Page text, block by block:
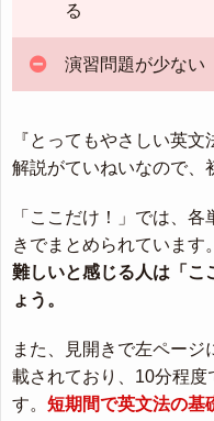
る
演習問題が少ない
『とってもやさしい英
解説がていねいなので、
「ここだけ！」では、
きでまとめられています。
難しいと感じる人は「こ
ょう。
また、見開きで左ペー
載されており、10分程度
す。 短期間で英文法の基